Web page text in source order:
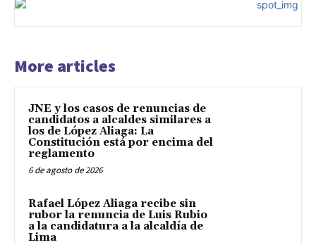
More articles
JNE y los casos de renuncias de
candidatos a alcaldes similares a
los de López Aliaga: La
Constitución está por encima del
reglamento
6 de agosto de 2026
Rafael López Aliaga recibe sin
rubor la renuncia de Luis Rubio
a la candidatura a la alcaldía de
Lima